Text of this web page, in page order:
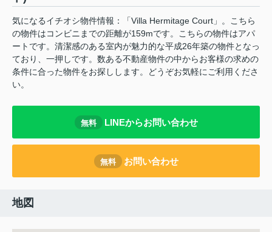
気になるイチオシ物件情報：「Villa Hermitage Court」。こちら
の物件はコンビニまでの距離が159mです。こちらの物件はアパ
ートです。清潔感のある室内が魅力的な平成26年築の物件となっ
ており、一押しです。数ある不動産物件の中からお客様の求めの
条件に合った物件をお探しします。どうぞお気軽にご利用くださ
い。
無料 LINEからお問い合わせ
無料 お問い合わせ
地図